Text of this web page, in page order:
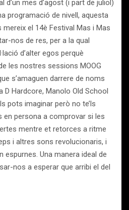
d’un mes d’agost (i part de juliol)
programació de nivell, aquesta
el 14è Festival Mas i Mas
nos de res, per a la qual
d’alter egos perquè
les nostres sessions MOOG
s’amaguen darrere de noms
D Hardcore, Manolo Old School
pots imaginar però no te’ls
en persona a comprovar si les
mentre et retorces a ritme
i altres sons revolucionaris, i
espurnes. Una manera ideal de
nos a esperar que arribi el del